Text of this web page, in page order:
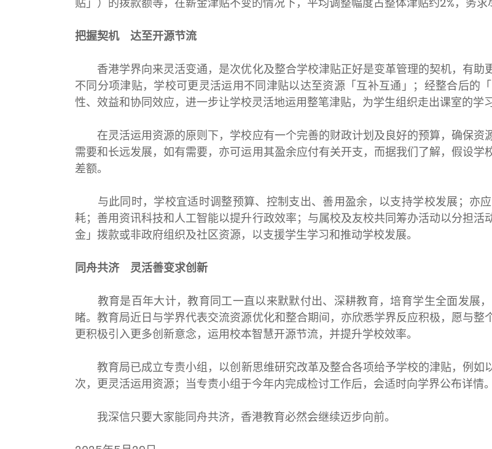
把握契机 达至开源节流
香港学界向来灵活变通，是次优化及整合学校津贴正好是变革管理的契机，有助
不同分项津贴，学校可更灵活运用不同津贴以达至资源「互补互通」；经整合后的
性、效益和协同效应，进一步让学校灵活地运用整笔津贴，为学生组织走出课室的学
在灵活运用资源的原则下，学校应有一个完善的财政计划及良好的预算，确保资
需要和长远发展，如有需要，亦可运用其盈余应付有关开支，而据我们了解，假设
差额。
与此同时，学校宜适时调整预算、控制支出、善用盈余，以支持学校发展；亦
耗；善用资讯科技和人工智能以提升行政效率；与属校及友校共同筹办活动以分担
金」拨款或非政府组织及社区资源，以支援学生学习和推动学校发展。
同舟共济 灵活善变求创新
教育是百年大计，教育同工一直以来默默付出、深耕教育，培育学生全面发展
睹。教育局近日与学界代表交流资源优化和整合期间，亦欣悉学界反应积极，愿与
更积极引入更多创新意念，运用校本智慧开源节流，并提升学校效率。
教育局已成立专责小组，以创新思维研究改革及整合各项给予学校的津贴，例如
次，更灵活运用资源；当专责小组于今年内完成检讨工作后，会适时向学界公布详情。
我深信只要大家能同舟共济，香港教育必然会继续迈步向前。